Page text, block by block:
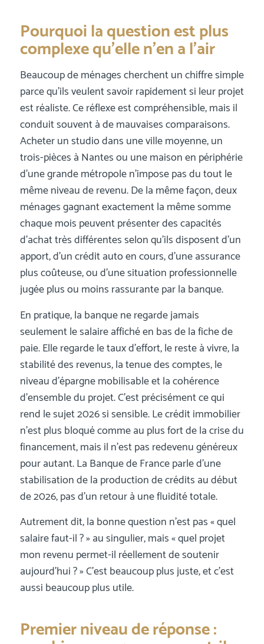
Pourquoi la question est plus
complexe qu’elle n’en a l’air
Beaucoup de ménages cherchent un chiffre simple
parce qu’ils veulent savoir rapidement si leur projet
est réaliste. Ce réflexe est compréhensible, mais il
conduit souvent à de mauvaises comparaisons.
Acheter un studio dans une ville moyenne, un
trois-pièces à Nantes ou une maison en périphérie
d’une grande métropole n’impose pas du tout le
même niveau de revenu. De la même façon, deux
ménages gagnant exactement la même somme
chaque mois peuvent présenter des capacités
d’achat très différentes selon qu’ils disposent d’un
apport, d’un crédit auto en cours, d’une assurance
plus coûteuse, ou d’une situation professionnelle
jugée plus ou moins rassurante par la banque.
En pratique, la banque ne regarde jamais
seulement le salaire affiché en bas de la fiche de
paie. Elle regarde le taux d’effort, le reste à vivre, la
stabilité des revenus, la tenue des comptes, le
niveau d’épargne mobilisable et la cohérence
d’ensemble du projet. C’est précisément ce qui
rend le sujet 2026 si sensible. Le crédit immobilier
n’est plus bloqué comme au plus fort de la crise du
financement, mais il n’est pas redevenu généreux
pour autant. La Banque de France parle d’une
stabilisation de la production de crédits au début
de 2026, pas d’un retour à une fluidité totale.
Autrement dit, la bonne question n’est pas « quel
salaire faut-il ? » au singulier, mais « quel projet
mon revenu permet-il réellement de soutenir
aujourd’hui ? » C’est beaucoup plus juste, et c’est
aussi beaucoup plus utile.
Premier niveau de réponse :